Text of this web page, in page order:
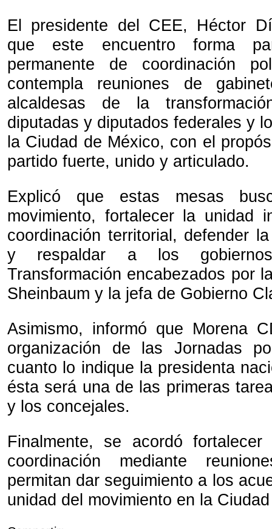
El presidente del CEE, Héctor
que este encuentro forma
permanente de coordinación
contempla reuniones de
alcaldesas de la
diputadas y diputados federales y
la Ciudad de México, con el
partido fuerte, unido y articulado.
Explicó que estas mesas
movimiento, fortalecer la unidad
coordinación territorial, defender
y respaldar a los
Transformación encabezados por
Sheinbaum y la jefa de Gobierno
Asimismo, informó que Morena
organización de las Jornadas
cuanto lo indique la presidenta
ésta será una de las primeras
y los concejales.
Finalmente, se acordó
coordinación mediante
permitan dar seguimiento a los
unidad del movimiento en la